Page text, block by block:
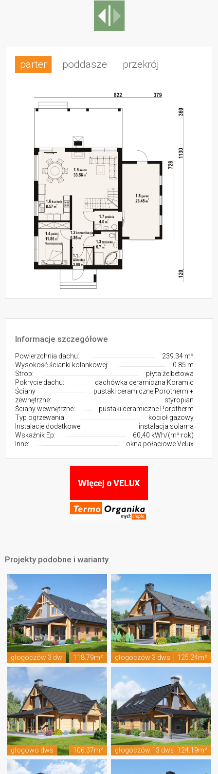
parter poddasze przekrój
Informacje szczegółowe
Powierzchnia dachu:
239.34 m²
Wysokość ścianki kolankowej:
0.85 m
Strop:
płyta żelbetowa
Pokrycie dachu:
dachówka ceramiczna Koramic
Ściany
zewnętrzne:
pustaki ceramiczne Porotherm +
styropian
Ściany wewnętrzne:
pustaki ceramiczne Porotherm
Typ ogrzewania:
kocioł gazowy
Instalacje dodatkowe:
instalacja solarna
Wskaźnik Ep:
60,40 kWh/(m²·rok)
Inne:
okna połaciowe Velux
Projekty podobne i warianty
głogoczów 3 dw 118.79m² głogoczów 3 dws 125.24m²
głogowo dws 106.37m² głogoczów 13 dws 124.19m²